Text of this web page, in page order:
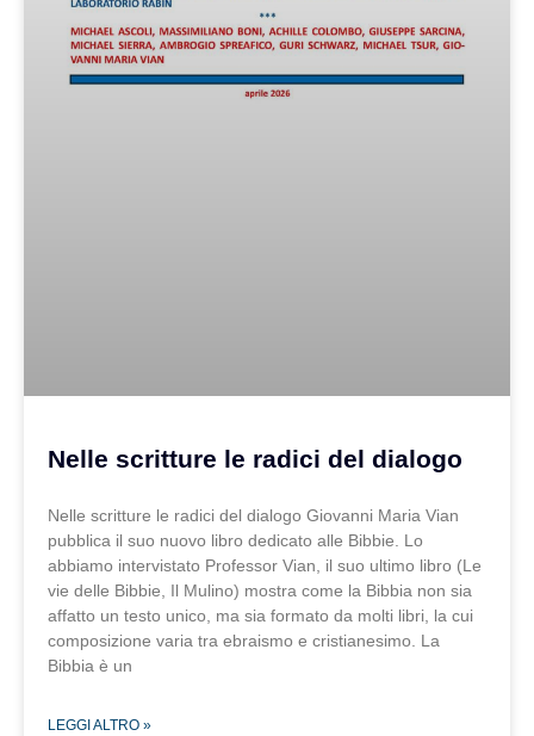
Nelle scritture le radici del dialogo
Nelle scritture le radici del dialogo Giovanni Maria Vian
pubblica il suo nuovo libro dedicato alle Bibbie. Lo
abbiamo intervistato Professor Vian, il suo ultimo libro (Le
vie delle Bibbie, Il Mulino) mostra come la Bibbia non sia
affatto un testo unico, ma sia formato da molti libri, la cui
composizione varia tra ebraismo e cristianesimo. La
Bibbia è un
LEGGI ALTRO »